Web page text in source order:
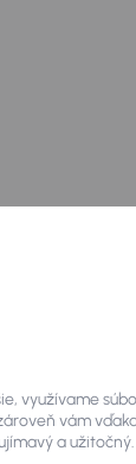
využívame
vám
a užitočný.